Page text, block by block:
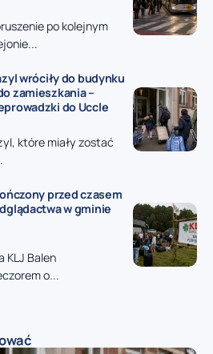
po kolejnym
wróciły do budynku
zamieszkania –
do Uccle
które miały zostać
przed czasem
w gminie
KLJ Balen
o...